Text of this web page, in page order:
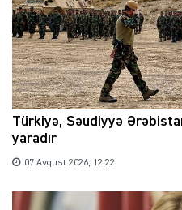
Türkiyə, Səudiyyə
yaradır
07 Avqust 2026, 12:22